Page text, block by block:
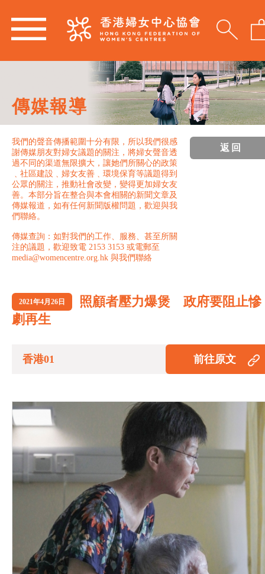
傳媒報導
我們的聲音傳播範圍十分有限，所以我們很感
謝傳媒朋友對婦女議題的關注，將婦女聲音透
過不同的渠道無限擴大，讓她們所關心的政策
﹑社區建設﹑婦女友善﹑環境保育等議題得到
公眾的關注，推動社會改變，變得更加婦女友
善。本部分旨在整合與本會相關的新聞文章及
傳媒報道，如有任何新聞版權問題，歡迎與我
們聯絡。
傳媒查詢：如對我們的工作、服務、甚至所關
注的議題，歡迎致電 2153 3153 或電郵至
media@womencentre.org.hk 與我們聯絡
返回
2021年4月26日
照顧者壓力爆煲 政府要阻止慘
劇再生
香港01 前往原文